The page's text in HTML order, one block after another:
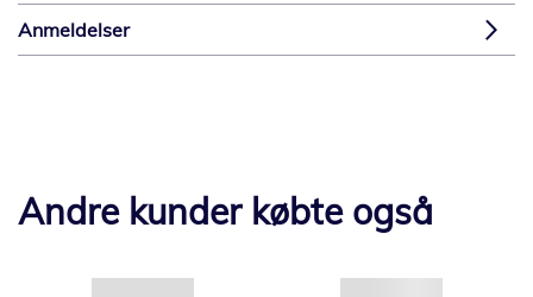
Anmeldelser
Andre kunder købte også